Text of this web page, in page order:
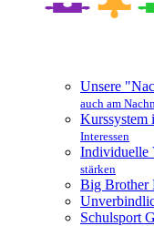
Unsere
auch am
Kurssystem
Interessen
Individuelle
stärken
Big Brother
Schulsport